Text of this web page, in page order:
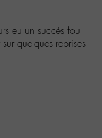
eu un succès fou
quelques reprises